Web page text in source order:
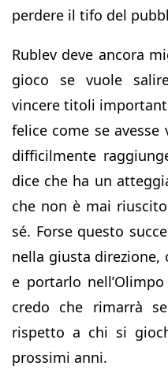
perdere il tifo del
Rublev deve ancora
gioco se vuole
vincere titoli
felice come se
difficilmente
dice che ha un
che non è mai
sé. Forse questo
nella giusta direzione,
e portarlo
credo che rimarrà
rispetto a chi si
prossimi anni.